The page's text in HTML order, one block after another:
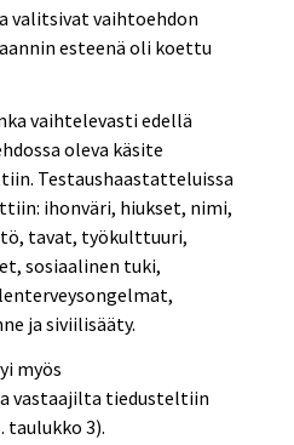
valitsivat vaihtoehdon
esteenä oli koettu
vaihtelevasti edellä
oleva käsite
Testaushaastatteluissa
ihonväri, hiukset, nimi,
tavat, työkulttuuri,
sosiaalinen tuki,
ja siviilisääty.
myös
vastaajilta tiedusteltiin
taulukko 3).